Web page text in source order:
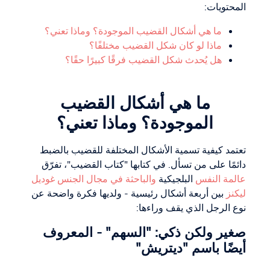
المحتويات:
ما هي أشكال القضيب الموجودة؟ وماذا تعني؟
ماذا لو كان شكل القضيب مختلفًا؟
هل يُحدث شكل القضيب فرقًا كبيرًا حقًا؟
ما هي أشكال القضيب
الموجودة؟ وماذا تعني؟
تعتمد كيفية تسمية الأشكال المختلفة للقضيب بالضبط
دائمًا على من تسأل. في كتابها "كتاب القضيب"، تفرّق
عالمة النفس البلجيكية والباحثة في مجال الجنس غوديل
ليكنز بين أربعة أشكال رئيسية - ولديها فكرة واضحة عن
نوع الرجل الذي يقف وراءها:
صغير ولكن ذكي: "السهم" - المعروف
أيضًا باسم "ديتريش"